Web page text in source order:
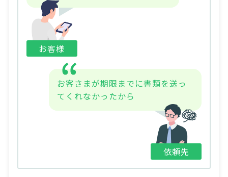
お客様
依頼先
お客さまが期限までに書類を送っ
てくれなかったから